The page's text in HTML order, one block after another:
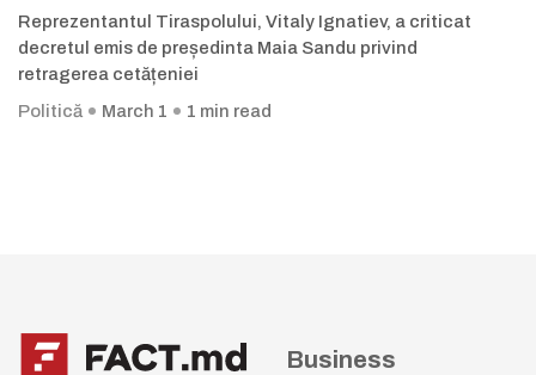
Reprezentantul Tiraspolului, Vitaly Ignatiev, a criticat
decretul emis de președinta Maia Sandu privind
retragerea cetățeniei
Politică
March 1 1 min read
Business